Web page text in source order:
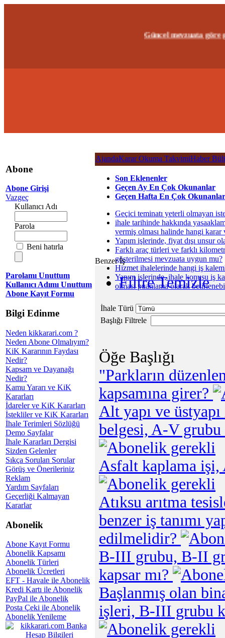
Güncel mevzuata göre
Abone
Abone Girişi
Vazgeç
Kullanıcı Adı
Parola
Beni hatırla
Parolamı Unuttum
Kullanıcı Adımı Unuttum
Abone Kayıt Formu
Bilgi Edinme
Neden kikkarari.com ?
Neden Abone Olmalıyım?
KiK Kararının Faydası
Nedir?
Kapsam ve Dayanağı
Nedir?
Kamu Yararı ve KiK
Kararları
İdareler ve KiK Kararları
İstekliler ve KiK Kararları
İhale Terimleri Sözlüğü
Demo Sayfalar
İhale Kararları Dergisi
Sizden Gelenler
Sıkça Sorulan Sorular
Görüş ve Önerileriniz
Reklam
Yardım Sayfaları
Geçerliği Kalmayan
Kararlar
Abonelik
Abone Kayıt Formu
Abonelik Kapsamı
Abonelik Türleri
Abonelik Ücretleri
EFT - Havale ile Abonelik
Kredi Kartı ile Abonelik
PayPal ile Abonelik
Posta Çeki ile Abonelik
Abonelik Yenileme
AjandaKarar Okuma TakvimiHaber
Son Eklenenler
Geçen Ay En Çok Okunanlar
Geçen Hafta En Çok Okunanlar
Geçici teminatı yeterli olmayan
ihale tarihinde hakkında
vermiş olması halinde hangi karar
Yapım işlerinde, fiyat dışı unsur
Farklı araç türleri ve farklı
gösterilmesi mevzuata uygun mu?
Hizmet ihalelerinde hangi iş
Yapım işlerinde, ihale konusu iş
olması puanlama olarak
Benzer İş
Filtre Temizle
İhale Türü
Başlığı Filtrele
Öğe Başlığı
"Parkların
kapsamına girer?
Alt yapı ve
belgesi, A-V grubu
Asfalt kaplama işi,
Atıksu arıtma
benzer iş tanımı
edilmelidir?
B-III grubu, B-II
kapsar mı?
Başlanmış olan
işleri, B-III grubu